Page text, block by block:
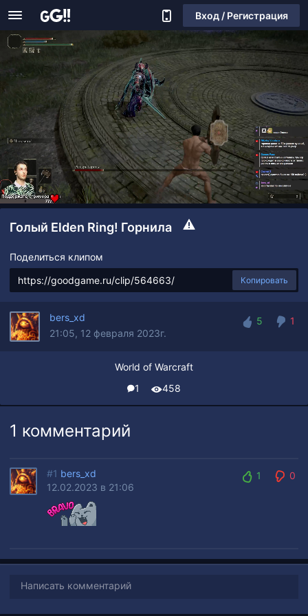
Вход / Регистрация
Голый Elden Ring! Горнила
Поделиться клипом
Копировать
bers_xd
21:05, 12 февраля 2023г.
5
1
World of Warcraft
1
458
1 комментарий
#1 bers_xd
12.02.2023 в 21:06
1
0
Написать комментарий